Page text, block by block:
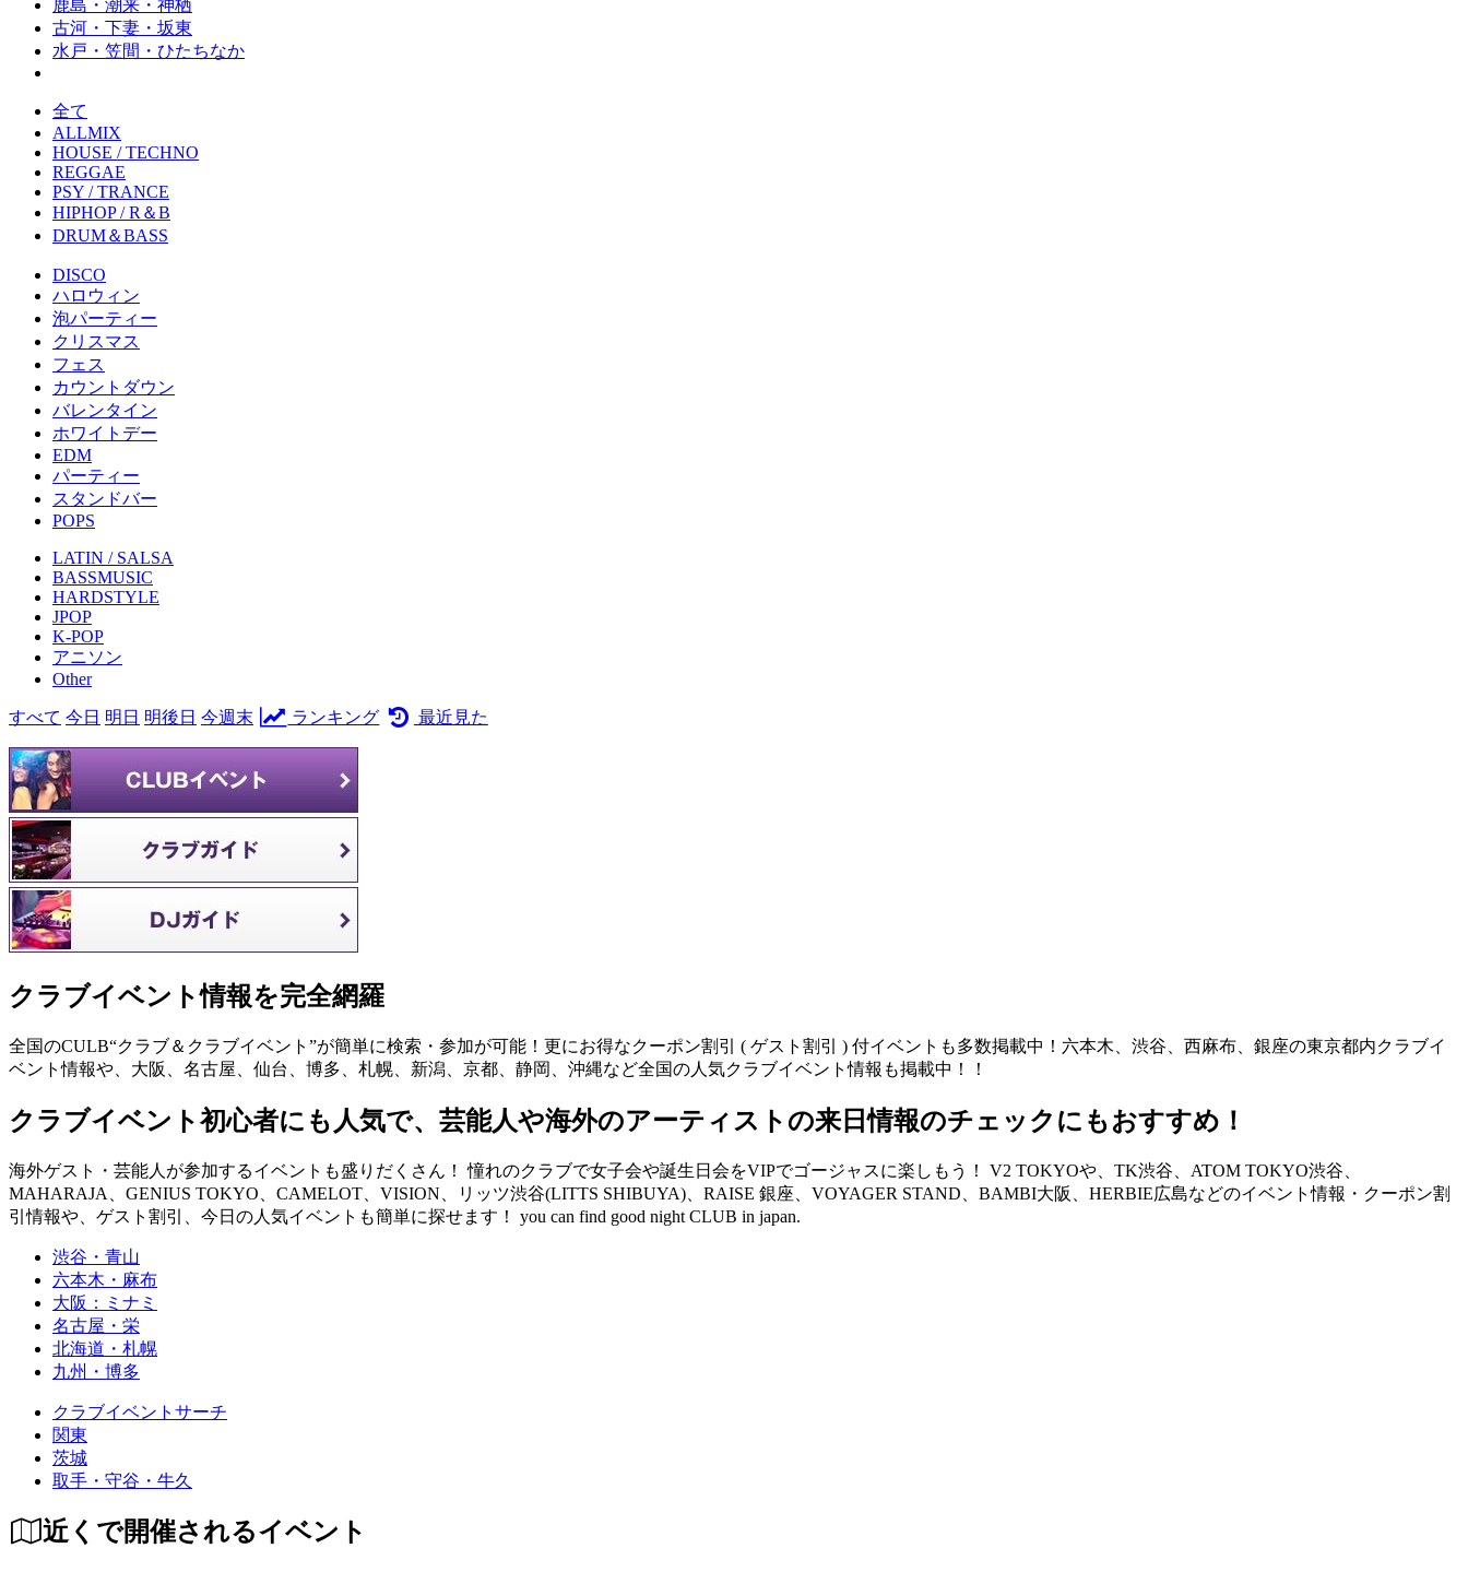
鹿島・潮来・神栖
古河・下妻・坂東
水戸・笠間・ひたちなか
全て
ALLMIX
HOUSE / TECHNO
REGGAE
PSY / TRANCE
HIPHOP / R＆B
DRUM＆BASS
DISCO
ハロウィン
泡パーティー
クリスマス
フェス
カウントダウン
バレンタイン
ホワイトデー
EDM
パーティー
スタンドバー
POPS
LATIN / SALSA
BASSMUSIC
HARDSTYLE
JPOP
K-POP
アニソン
Other
すべて 今日 明日 明後日 今週末 ランキング 最近見た
クラブイベント情報を完全網羅
全国のCULB“クラブ＆クラブイベント”が簡単に検索・参加が可能！更にお得なクーポン割引 ( ゲスト割引 ) 付イベントも多数掲載中！六本木、渋谷、西麻布、銀座の東京都内クラブイ
ベント情報や、大阪、名古屋、仙台、博多、札幌、新潟、京都、静岡、沖縄など全国の人気クラブイベント情報も掲載中！！
クラブイベント初心者にも人気で、芸能人や海外のアーティストの来日情報のチェックにもおすすめ！
海外ゲスト・芸能人が参加するイベントも盛りだくさん！ 憧れのクラブで女子会や誕生日会をVIPでゴージャスに楽しもう！ V2 TOKYOや、TK渋谷、ATOM TOKYO渋谷、
MAHARAJA、GENIUS TOKYO、CAMELOT、VISION、リッツ渋谷(LITTS SHIBUYA)、RAISE 銀座、VOYAGER STAND、BAMBI大阪、HERBIE広島などのイベント情報・クーポン割
引情報や、ゲスト割引、今日の人気イベントも簡単に探せます！ you can find good night CLUB in japan.
渋谷・青山
六本木・麻布
大阪：ミナミ
名古屋・栄
北海道・札幌
九州・博多
クラブイベントサーチ
関東
茨城
取手・守谷・牛久
近くで開催されるイベント